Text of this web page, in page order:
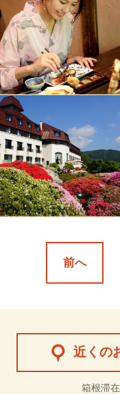
前へ
近くの
箱根滞